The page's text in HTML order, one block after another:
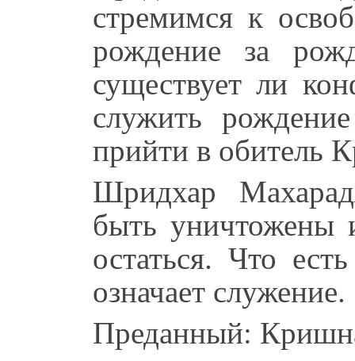
стремимся к
рождение за
существует ли
служить
прийти в обитель
Шридхар
быть
остаться. Что
означает служение.
Преданный: